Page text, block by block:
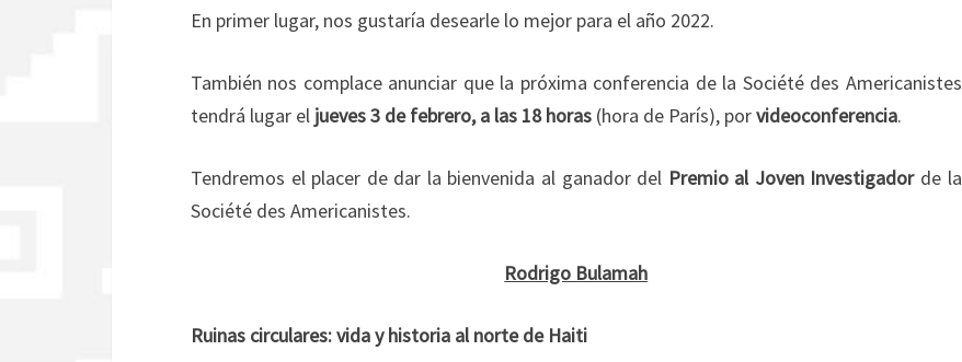
HISTORIA
NORTE
HAITI”
En primer lugar, nos gustaría desearle lo mejor para el año 2022.
También nos complace anunciar que la próxima conferencia de la Société des Americanistes
tendrá lugar el jueves 3 de febrero, a las 18 horas (hora de París), porvideoconferencia.
Tendremos el placer de dar la bienvenida al ganador del Premio al Joven Investigadorde la
Société des Americanistes.
Rodrigo Bulamah
Ruinas circulares: vida y historia al norte de Haiti